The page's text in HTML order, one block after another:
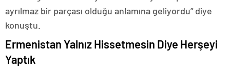
ayrılmaz bir parçası olduğu anlamına geliyordu” diye
konuştu.
Ermenistan Yalnız Hissetmesin Diye Herşeyi
Yaptık